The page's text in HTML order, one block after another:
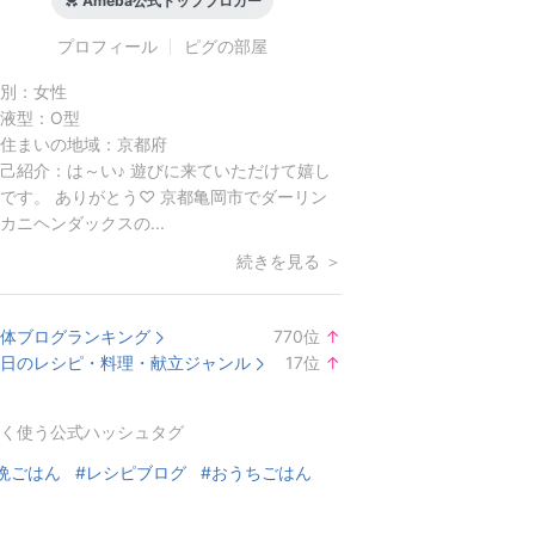
プロフィール ピグの部屋
： 女性
型： O型
まいの地域： 京都府
紹介： は～い♪ 遊びに来ていただけて嬉し
す。 ありがとう♡ 京都亀岡市でダーリン
ニヘンダックスの...
続きを見る ＞
ブログランキング 770位 ↑
のレシピ・料理・献立ジャンル 17位 ↑
使う公式ハッシュタグ
ごはん #レシピブログ #おうちごはん